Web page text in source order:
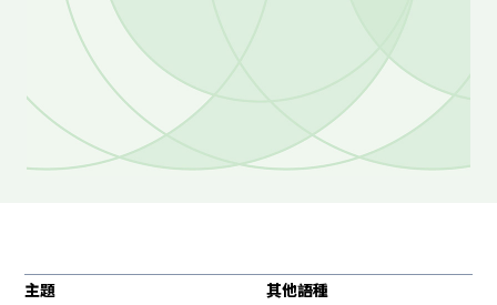
主題 其他語種